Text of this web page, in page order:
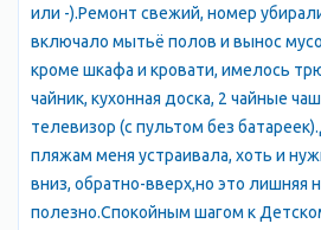
огромными необыкновенно
между которыми разбиты
открывается чудный вид на море и
(1234м.) На близлежащих высоких
сохранившиеся фундаменты. В
выламывается мрамор.
История Алупки уходит в глубь
или -).Ремонт свежий, номер
включало мытьё полов и вынос
кроме шкафа и кровати, имелось
чайник, кухонная доска, 2 чайные
телевизор (с пультом без
пляжам меня устраивала, хоть и
вниз, обратно-вверх,но это лишняя
полезно.Спокойным шагом к